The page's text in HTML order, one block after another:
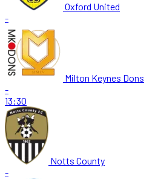
Oxford United
-
Milton Keynes Dons
-
13:30
Notts County
-